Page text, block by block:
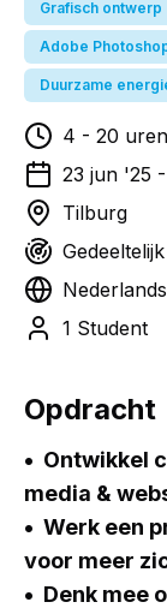
Grafisch ontwerp
Adobe
Duurzame
4 - 20
23 jun '25 -
Tilburg
Nederlands
1 Student
Opdracht
Ontwikkel
media &
Werk een
voor meer
Denk mee